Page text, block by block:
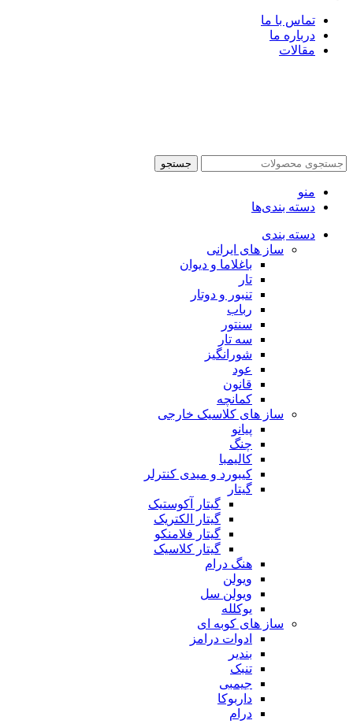
تماس با ما
درباره ما
مقالات
جستجو
منو
دسته بندی‌ها
دسته بندی
ساز های ایرانی
باغلاما و دیوان
تار
تنبور و دوتار
رباب
سنتور
سه تار
شورانگیز
عود
قانون
کمانچه
ساز های کلاسیک خارجی
پیانو
چنگ
کالیمبا
کیبورد و میدی کنترلر
گیتار
گیتار آکوستیک
گیتار الکتریک
گیتار فلامنکو
گیتار کلاسیک
هنگ درام
ویولن
ویولن سل
یوکلله
ساز های کوبه ای
ادوات درامز
بندیر
تنبک
جیمبی
داربوکا
درام